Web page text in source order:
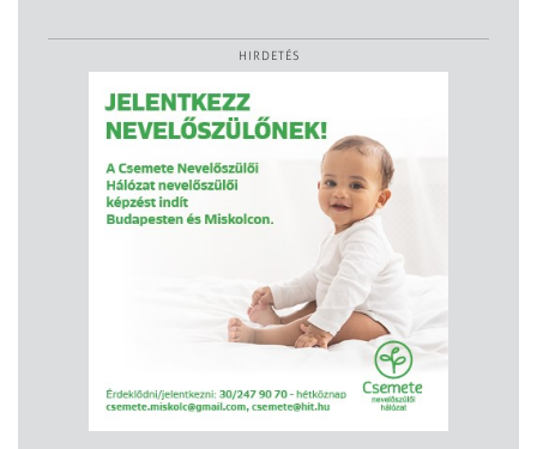
HIRDETÉS